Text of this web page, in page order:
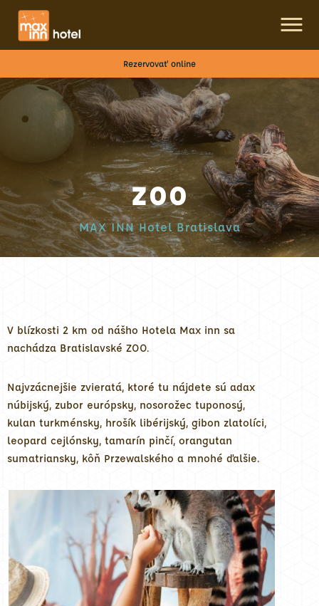
Rezervovať online
ZOO
MAX INN Hotel Bratislava
V blízkosti 2 km od nášho Hotela Max inn sa
nachádza Bratislavské ZOO.
Najvzácnejšie zvieratá, ktoré tu nájdete sú adax
núbijský, zubor európsky, nosorožec tuponosý,
kulan turkménsky, hrošík libérijský, gibon zlatolíci,
leopard cejlónsky, tamarín pinčí, orangutan
sumatriansky, kôň Przewalského a mnohé ďalšie.